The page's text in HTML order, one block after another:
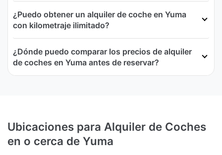
¿Puedo obtener un alquiler de coche en Yuma
con kilometraje ilimitado?
¿Dónde puedo comparar los precios de alquiler
de coches en Yuma antes de reservar?
Ubicaciones para Alquiler de Coches
en o cerca de Yuma